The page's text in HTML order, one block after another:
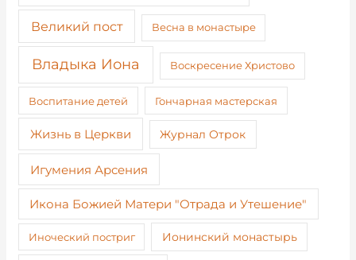
Великий пост Весна в монастыре
Владыка Иона Воскресение Христово
Воспитание детей Гончарная мастерская
Жизнь в Церкви Журнал Отрок
Игумения Арсения
Икона Божией Матери "Отрада и Утешение"
Иноческий постриг Ионинский монастырь